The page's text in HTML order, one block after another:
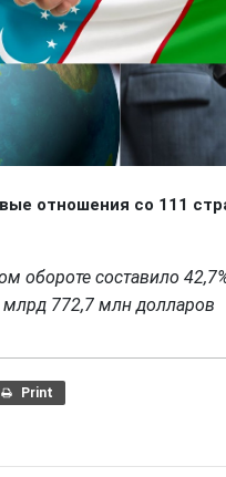
отношения со 111
обороте составило
млрд 772,7 млн ​​долларов
Print